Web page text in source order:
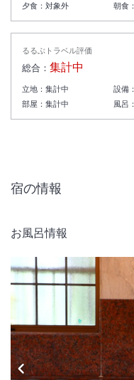
夕食： 対象外 朝食：
るるぶトラベル評価
総合： 集計中
立地： 集計中 設備：
部屋： 集計中 風呂：
宿の情報
お風呂情報